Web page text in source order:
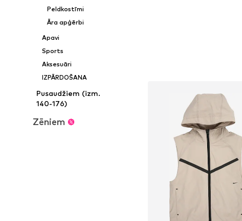
Peldkostīmi
Āra apģērbi
Apavi
Sports
Aksesuāri
IZPĀRDOŠANA
Pusaudžiem (izm.
140-176)
Zēniem